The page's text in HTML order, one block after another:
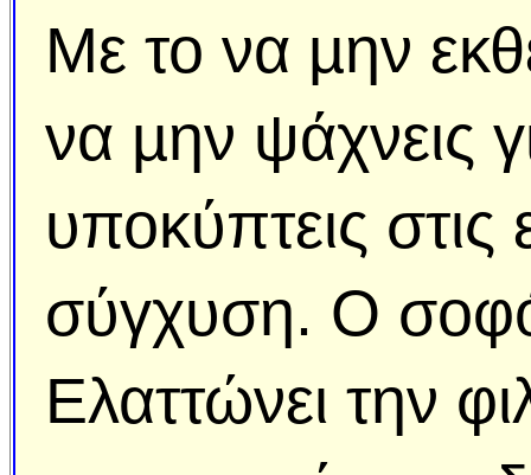
Με το να µην
να µην ψάχνεις
υποκύπτεις
σύγχυση. Ο
Ελαττώνει την